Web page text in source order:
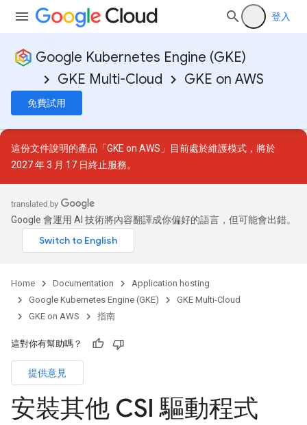
登入
Google Kubernetes Engine (GKE)
GKE Multi-Cloud
GKE on AWS
免費試用
這份文件說明的產品「GKE on AWS」目前處於維護模式 ，將於
2027 年 3 月 17 日終止服務。
Google 會運用 AI 技術將內容翻譯成你偏好的語言，但可能會出錯。
Home Documentation
Application hosting
Google Kubernetes Engine (GKE)
GKE Multi-Cloud
GKE on AWS
指南
這對你有幫助嗎？
提供意見
安裝其他 CSI 驅動程式